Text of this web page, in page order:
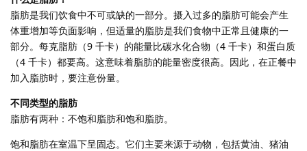
脂肪是我们饮食中不可或缺的一部分。摄入过多的脂肪可能会产生
体重增加等负面影响，但适量的脂肪是我们食物中正常且健康的一
部分。每克脂肪（9 千卡）的能量比碳水化合物（4 千卡）和蛋白质
（4 千卡）都要高。这意味着脂肪的能量密度很高。因此，在正餐中
加入脂肪时，要注意份量。
不同类型的脂肪
脂肪有两种：不饱和脂肪和饱和脂肪。
饱和脂肪在室温下呈固态。它们主要来源于动物，包括黄油、猪油